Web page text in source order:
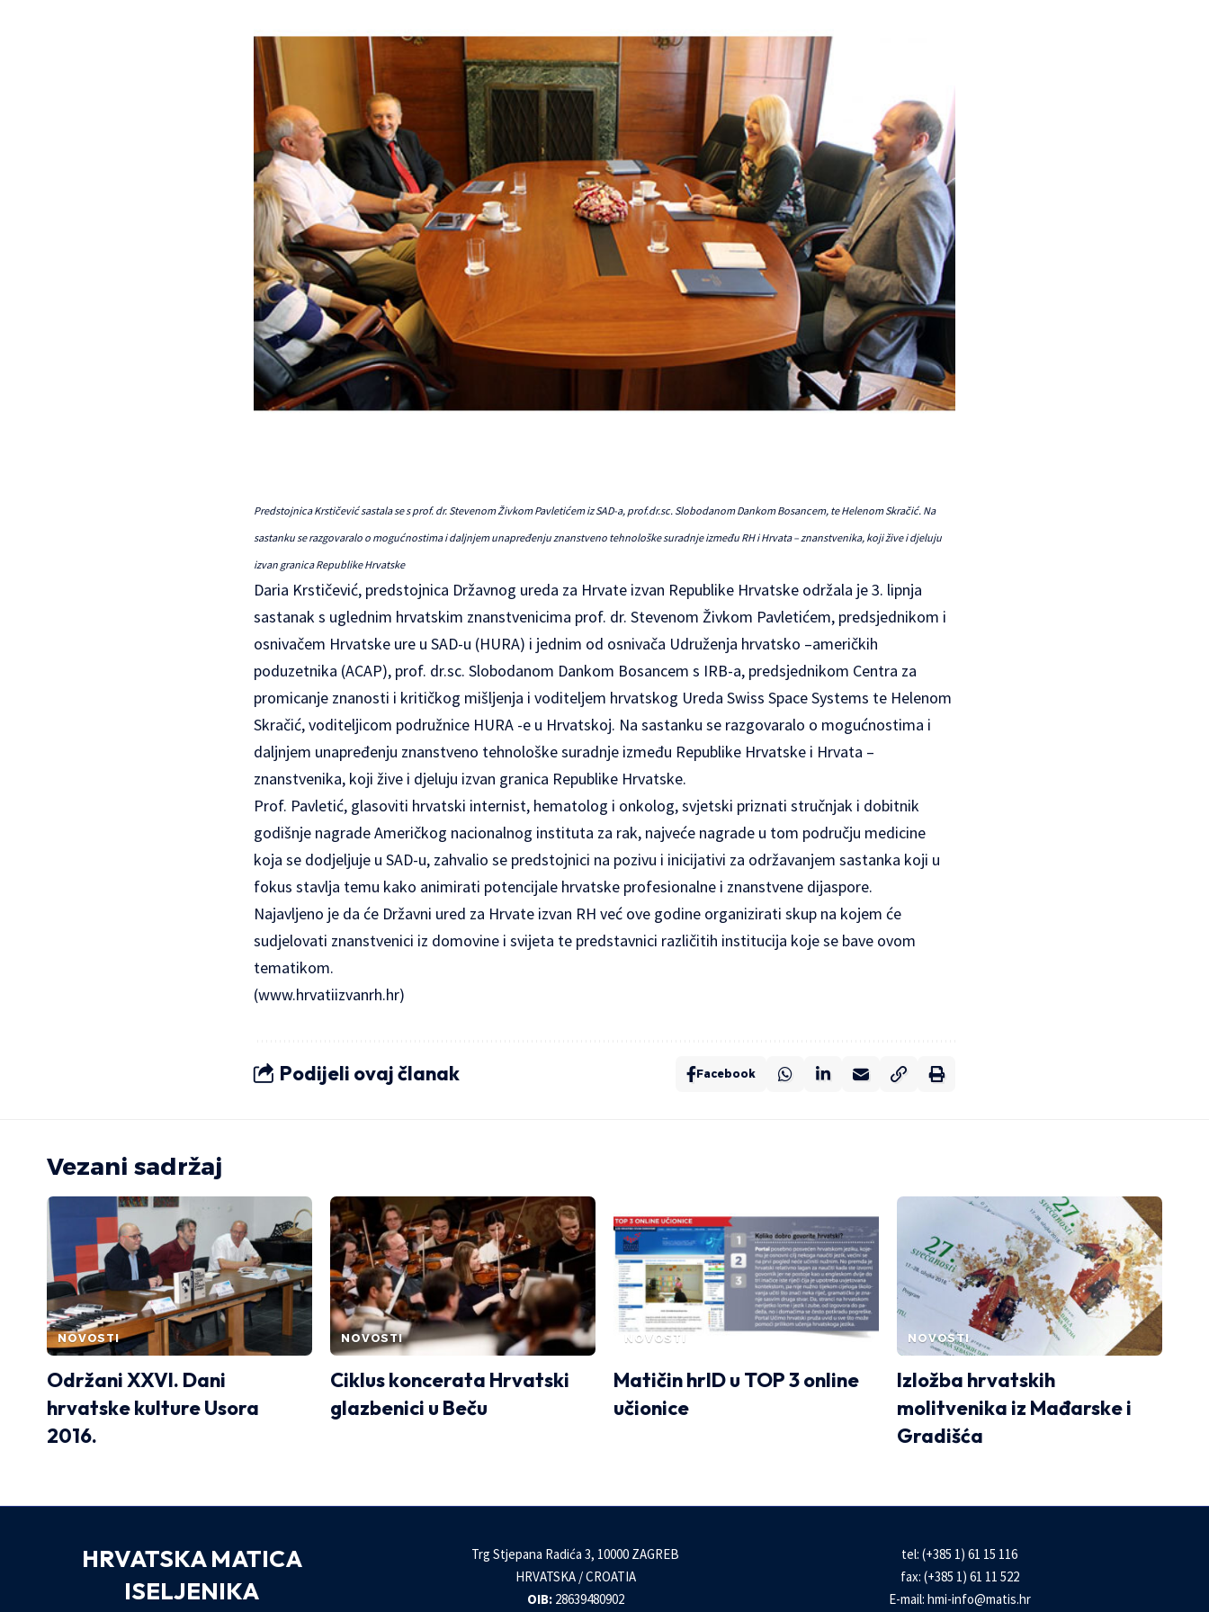
Predstojnica Krstičević sastala se s prof. dr. Stevenom Živkom Pavletićem iz SAD-a, prof.dr.sc. Slobodanom Dankom Bosancem, te Helenom Skračić. Na
sastanku se razgovaralo o mogućnostima i daljnjem unapređenju znanstveno tehnološke suradnje između RH i Hrvata – znanstvenika, koji žive i djeluju
izvan granica Republike Hrvatske
Daria Krstičević, predstojnica Državnog ureda za Hrvate izvan Republike Hrvatske održala je 3. lipnja
sastanak s uglednim hrvatskim znanstvenicima prof. dr. Stevenom Živkom Pavletićem, predsjednikom i
osnivačem Hrvatske ure u SAD-u (HURA) i jednim od osnivača Udruženja hrvatsko –američkih
poduzetnika (ACAP), prof. dr.sc. Slobodanom Dankom Bosancem s IRB-a, predsjednikom Centra za
promicanje znanosti i kritičkog mišljenja i voditeljem hrvatskog Ureda Swiss Space Systems te Helenom
Skračić, voditeljicom podružnice HURA -e u Hrvatskoj. Na sastanku se razgovaralo o mogućnostima i
daljnjem unapređenju znanstveno tehnološke suradnje između Republike Hrvatske i Hrvata –
znanstvenika, koji žive i djeluju izvan granica Republike Hrvatske.
Prof. Pavletić, glasoviti hrvatski internist, hematolog i onkolog, svjetski priznati stručnjak i dobitnik
godišnje nagrade Američkog nacionalnog instituta za rak, najveće nagrade u tom području medicine
koja se dodjeljuje u SAD-u, zahvalio se predstojnici na pozivu i inicijativi za održavanjem sastanka koji u
fokus stavlja temu kako animirati potencijale hrvatske profesionalne i znanstvene dijaspore.
Najavljeno je da će Državni ured za Hrvate izvan RH već ove godine organizirati skup na kojem će
sudjelovati znanstvenici iz domovine i svijeta te predstavnici različitih institucija koje se bave ovom
tematikom.
(www.hrvatiizvanrh.hr)
Podijeli ovaj članak Facebook
Vezani sadržaj
NOVOSTI
Održani XXVI. Dani
hrvatske kulture Usora
2016.
NOVOSTI
Ciklus koncerata Hrvatski
glazbenici u Beču
NOVOSTI
Matičin hrID u TOP 3 online
učionice
NOVOSTI
Izložba hrvatskih
molitvenika iz Mađarske i
Gradišća
HRVATSKA MATICA
ISELJENIKA
Trg Stjepana Radića 3, 10000 ZAGREB
HRVATSKA / CROATIA
OIB:28639480902
tel: (+385 1) 61 15 116
fax: (+385 1) 61 11 522
E-mail: hmi-info@matis.hr